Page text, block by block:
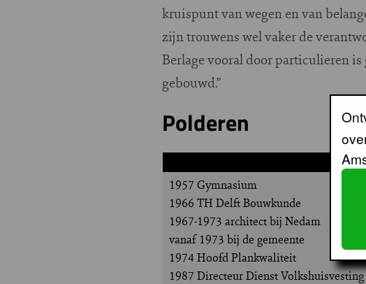
kruispunt van wegen en van
zijn trouwens wel vaker de
Berlage vooral door particulieren
gebouwd.”
Polderen
1957 Gymnasium
1966 TH Delft Bouwkunde
1967-1973 architect bij Nedam
vanaf 1973 bij de gemeente
1974 Hoofd Plankwaliteit
1987 Directeur Dienst Volkshuisvesting